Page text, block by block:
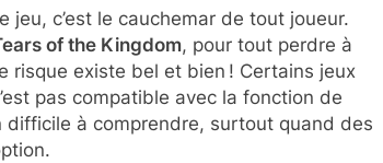
c’est le cauchemar de tout joueur.
of the Kingdom, pour tout perdre à
risque existe bel et bien ! Certains jeux
pas compatible avec la fonction de
à comprendre, surtout quand des